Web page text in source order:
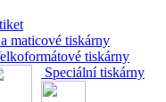
maticové tiskárny
tiskárny
Speciální tiskárny